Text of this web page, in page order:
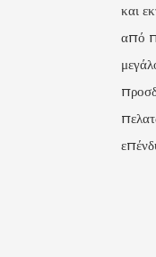
και
από